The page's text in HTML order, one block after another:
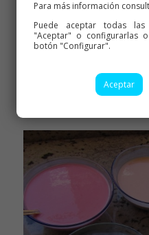
Os fijáis, la cantidad va de
Para más información
Puede aceptar todas
"Aceptar" o configurarlas
botón "Configurar".
Aceptar